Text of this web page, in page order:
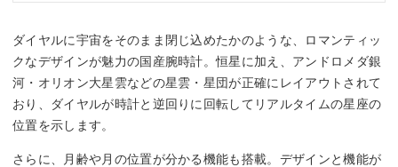
ダイヤルに宇宙をそのまま閉じ込めたかのような、ロマンティッ
クなデザインが魅力の国産腕時計。恒星に加え、アンドロメダ銀
河・オリオン大星雲などの星雲・星団が正確にレイアウトされて
おり、ダイヤルが時計と逆回りに回転してリアルタイムの星座の
位置を示します。
さらに、月齢や月の位置が分かる機能も搭載。デザインと機能が